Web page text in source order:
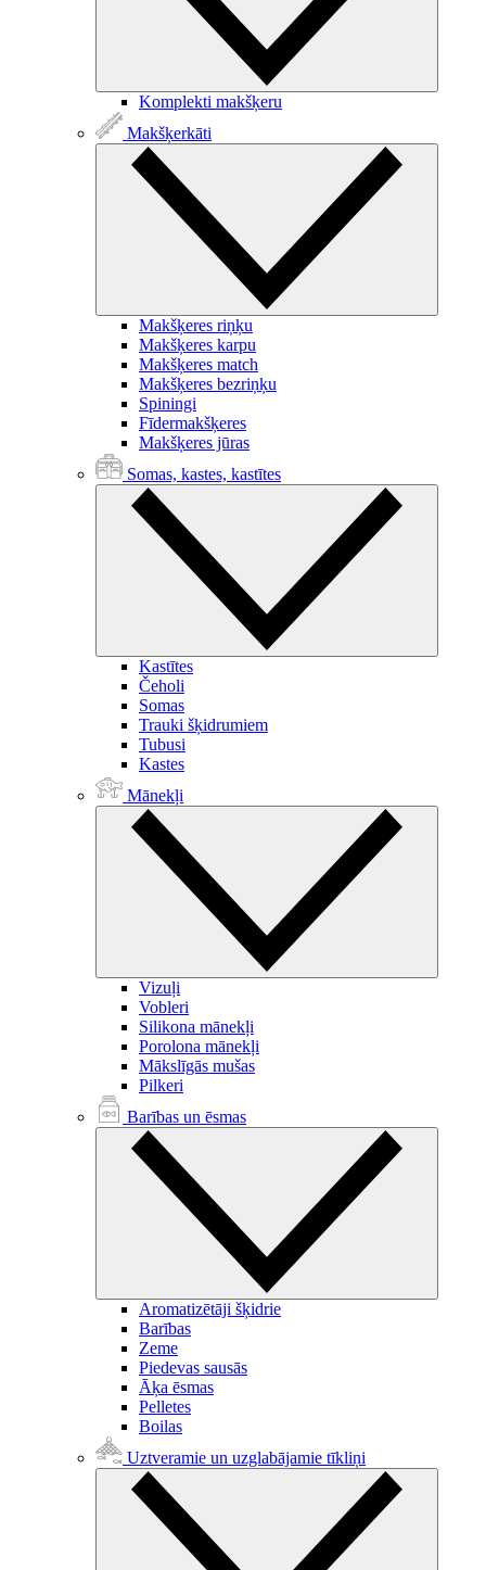
Komplekti makšķeru
Makšķerkāti
Makšķeres riņķu
Makšķeres karpu
Makšķeres match
Makšķeres bezriņķu
Spiningi
Fīdermakšķeres
Makšķeres jūras
Somas, kastes, kastītes
Kastītes
Čeholi
Somas
Trauki šķidrumiem
Tubusi
Kastes
Mānekļi
Vizuļi
Vobleri
Silikona mānekļi
Porolona mānekļi
Mākslīgās mušas
Pilkeri
Barības un ēsmas
Aromatizētāji šķidrie
Barības
Zeme
Piedevas sausās
Āķa ēsmas
Pelletes
Boilas
Uztveramie un uzglabājamie tīkliņi